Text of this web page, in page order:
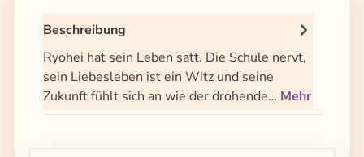
Beschreibung
Ryohei hat sein Leben satt. Die Schule nervt,
sein Liebesleben ist ein Witz und seine
Zukunft fühlt sich an wie der drohende… Mehr